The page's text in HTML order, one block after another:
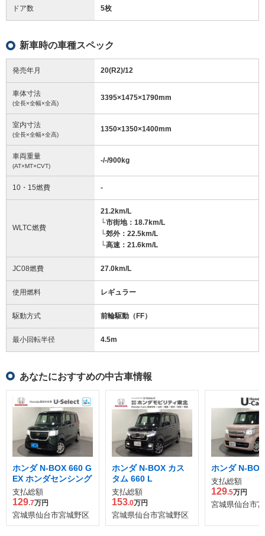
ドア数 5枚
新車時の車種スペック
発売年月 20(R2)/12
車体寸法
(全長×全幅×全高)
3395×1475×1790mm
室内寸法
(全長×全幅×全高)
1350×1350×1400mm
車両重量
(AT×MT×CVT)
-/-/900kg
10・15燃費 -
WLTC燃費
21.2km/L
└市街地：18.7km/L
└郊外：22.5km/L
└高速：21.6km/L
JC08燃費 27.0km/L
使用燃料 レギュラー
駆動方式 前輪駆動（FF）
最小回転半径 4.5m
あなたにおすすめの中古車情報
ホンダ N-BOX 660 G
EX ホンダセンシング
支払総額
129.7万円
宮城県仙台市宮城野区
ホンダ N-BOX カス
タム 660 L
支払総額
153.0万円
宮城県仙台市宮城野区
ホンダ N-
支払総額
129.5万円
宮城県仙台市